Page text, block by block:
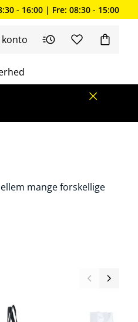
- 16:00 | Fre: 08:30 - 15:00
mange forskellige